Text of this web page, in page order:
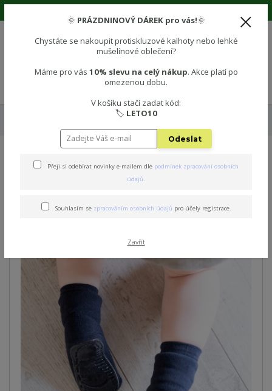
🧦 PROTISKLUZOVÉ PONOŽKY
Protiskluzové dětské ponožky -
Protiskluzové dětské
ponožky - TMAVĚ MODRÁ
🌞 PRÁZDNINOVÝ DÁREK pro vás!🌞
Chystáte se nakoupit protiskluzové kalhoty nebo lehké
mušelínové oblečení?
Máme pro vás 10% slevu na celý nákup. Akce platí po
omezenou dobu.
V košíku stačí zadat kód:
🏷️ LETO10
Odeslat
Přeji si odebírat novinky e-mailem dle podmínek zpracování osobních
údajů.
Souhlasím se zpracováním osobních údajů pro účely registrace.
Zavřít